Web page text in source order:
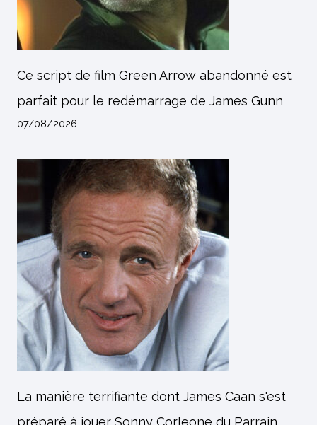
Ce script de film Green Arrow abandonné est
parfait pour le redémarrage de James Gunn
07/08/2026
La manière terrifiante dont James Caan s'est
préparé à jouer Sonny Corleone du Parrain